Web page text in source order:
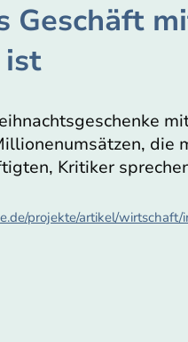
Geschäft
die
Kritiker
projekte/artikel/